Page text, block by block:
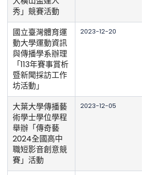
秀」競賽活動
國立臺灣體育運
動大學運動資訊
與傳播學系辦理
「113年賽事賞析
暨新聞採訪工作
坊活動」
2023-12-20
大葉大學傳播藝
術學士學位學程
舉辦「傳奇藝
2024全國高中
職短影音創意競
賽」活動
2023-12-05